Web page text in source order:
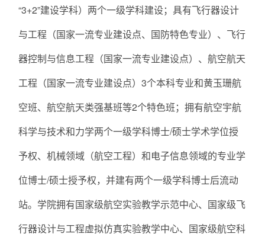
“3+2”建设学科）两个一级学科建设；具有飞行器设计
与工程（国家一流专业建设点、国防特色专业）、飞行
器控制与信息工程（国家一流专业建设点）、航空航天
工程（国家一流专业建设点）3个本科专业和黄玉珊航
空班、航空航天类强基班等2个特色班；拥有航空宇航
科学与技术和力学两个一级学科博士/硕士学术学位授
予权、机械领域（航空工程）和电子信息领域的专业学
位博士/硕士授予权，并建有两个一级学科博士后流动
站。学院拥有国家级航空实验教学示范中心、国家级飞
行器设计与工程虚拟仿真实验教学中心、国家级航空科